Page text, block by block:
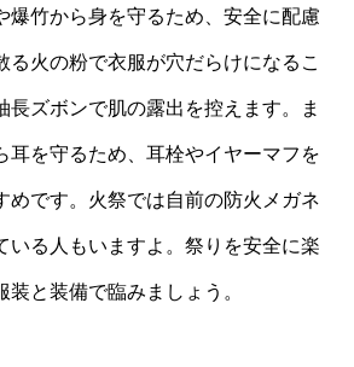
爆竹から身を守るため、安全に配慮
る火の粉で衣服が穴だらけになるこ
長ズボンで肌の露出を控えます。ま
耳を守るため、耳栓やイヤーマフを
めです。火祭では自前の防火メガネ
いる人もいますよ。祭りを安全に楽
装と装備で臨みましょう。